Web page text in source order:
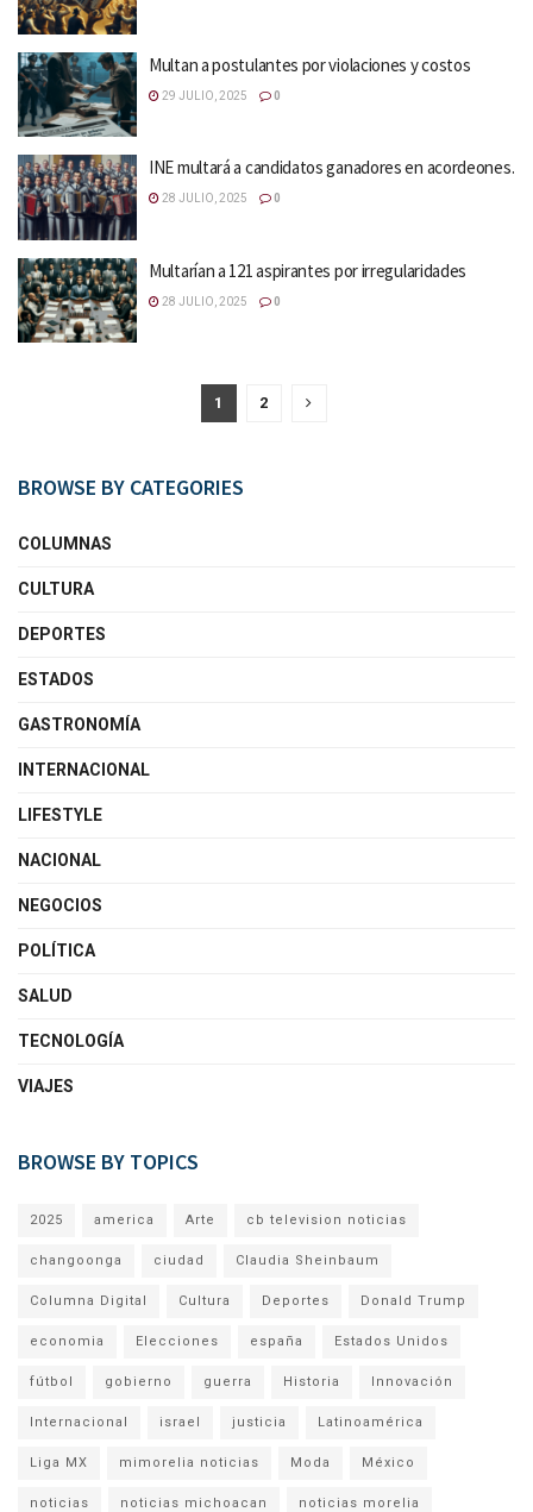
Multan a postulantes por violaciones y costos
29 JULIO, 2025 0
INE multará a candidatos ganadores en acordeones.
28 JULIO, 2025 0
Multarían a 121 aspirantes por irregularidades
28 JULIO, 2025 0
1 2
BROWSE BY CATEGORIES
COLUMNAS
CULTURA
DEPORTES
ESTADOS
GASTRONOMÍA
INTERNACIONAL
LIFESTYLE
NACIONAL
NEGOCIOS
POLÍTICA
SALUD
TECNOLOGÍA
VIAJES
BROWSE BY TOPICS
2025 america Arte cb television noticias
changoonga ciudad Claudia Sheinbaum
Columna Digital Cultura Deportes Donald Trump
economia Elecciones españa Estados Unidos
fútbol gobierno guerra Historia Innovación
Internacional israel justicia Latinoamérica
Liga MX mimorelia noticias Moda México
noticias noticias michoacan noticias morelia